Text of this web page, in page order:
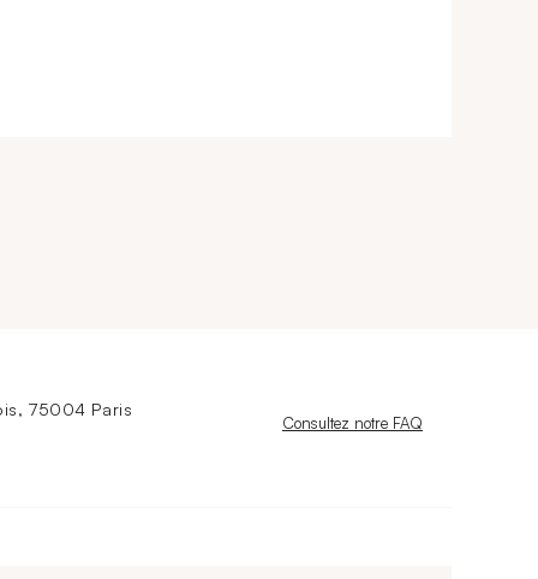
75004 Paris
Nouvelle fenêtre
Consultez notre FAQ